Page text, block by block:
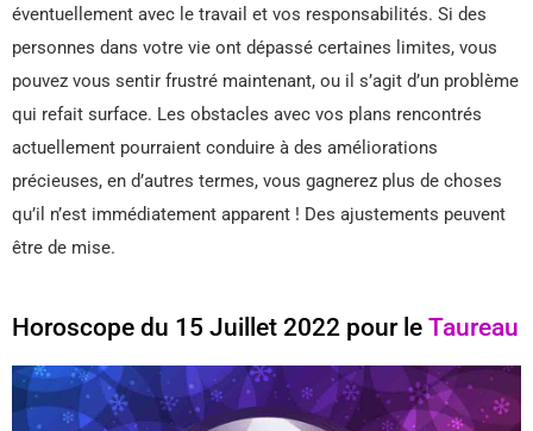
éventuellement avec le travail et vos responsabilités. Si des
personnes dans votre vie ont dépassé certaines limites, vous
pouvez vous sentir frustré maintenant, ou il s’agit d’un problème
qui refait surface. Les obstacles avec vos plans rencontrés
actuellement pourraient conduire à des améliorations
précieuses, en d’autres termes, vous gagnerez plus de choses
qu’il n’est immédiatement apparent ! Des ajustements peuvent
être de mise.
Horoscope du 15 Juillet 2022 pour le Taureau